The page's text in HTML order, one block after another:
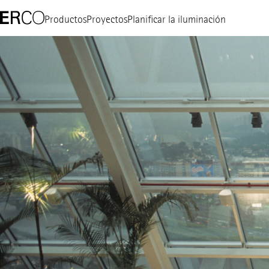
ProductosProyectosPlanificar la iluminación